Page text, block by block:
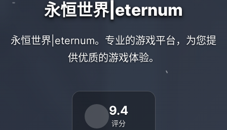
永恒世界|eternum
永恒世界|eternum。专业的游戏平台，为您提
供优质的游戏体验。
9.4
评分